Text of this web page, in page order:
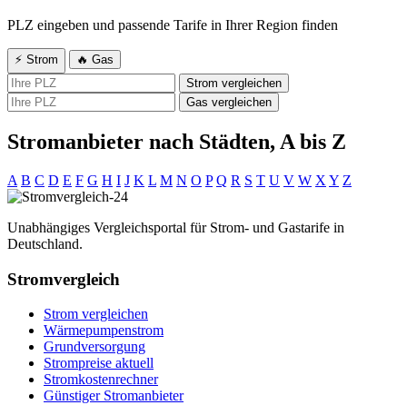
PLZ eingeben und passende Tarife in Ihrer Region finden
⚡ Strom
🔥 Gas
Strom vergleichen
Gas vergleichen
Stromanbieter nach Städten, A bis Z
A B C D E F G H I J K L M N O P Q R S T U V W X Y Z
Unabhängiges Vergleichsportal für Strom- und Gastarife in
Deutschland.
Stromvergleich
Strom vergleichen
Wärmepumpenstrom
Grundversorgung
Strompreise aktuell
Stromkostenrechner
Günstiger Stromanbieter